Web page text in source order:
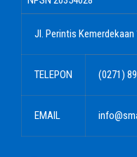
Jl. Perintis Kemerdekaan
TELEPON (0271)
EMAIL